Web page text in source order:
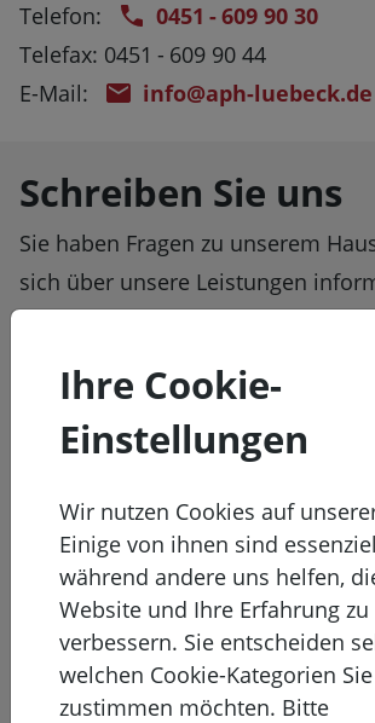
Telefon:
0451 - 609 90 30
Telefax: 0451 - 609 90 44
E-Mail:
info@aph-luebeck.de
Schreiben Sie uns
Sie haben Fragen zu unserem
sich über unsere Leistungen
Kontaktformular. Unser Team
und Tat zur Seite – ganz gleich, ob
Informationen zur Einrichtung
Kennenlerntermin geht. Schildern
Anliegen, und wir setzen uns so
mit Ihnen in Verbindung. Wir
Nachricht!
Ihre Cookie-
Einstellungen
Wir nutzen Cookies auf
Einige von ihnen sind
während andere uns helfen,
Website und Ihre Erfahrung zu
verbessern. Sie entscheiden
welchen Cookie-Kategorien Sie
zustimmen möchten. Bitte